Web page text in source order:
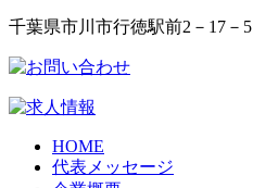
千葉県市川市行徳駅前2－17－5
HOME
代表メッセージ